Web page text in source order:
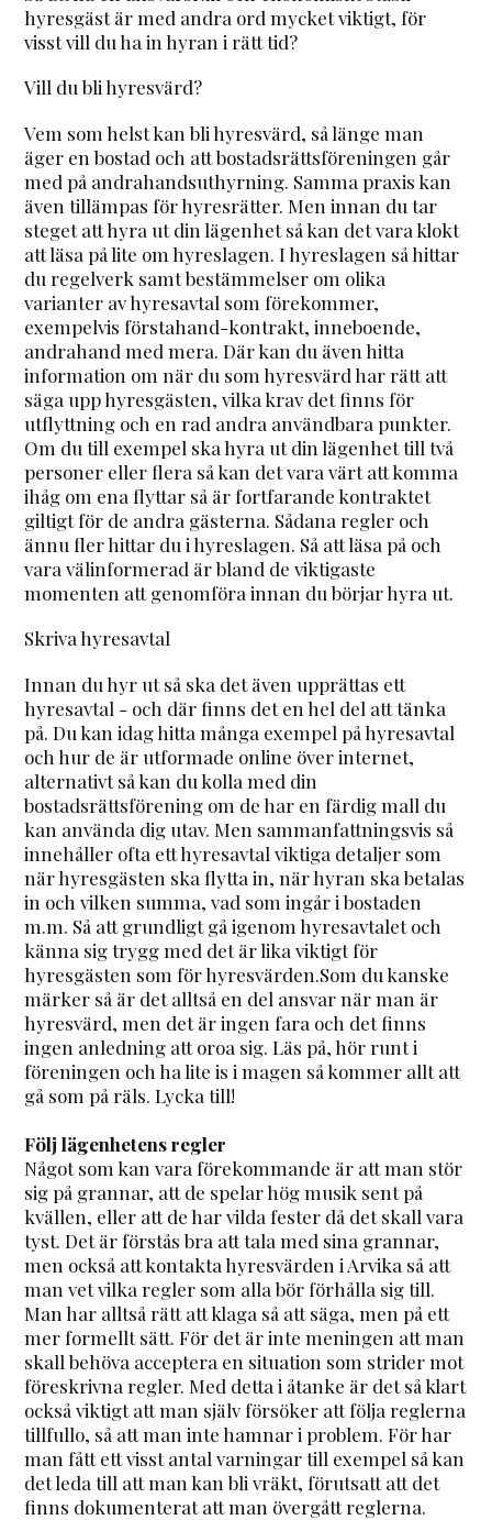
hyresgäst är med andra ord mycket viktigt, för
visst vill du ha in hyran i rätt tid?
Vill du bli hyresvärd?
Vem som helst kan bli hyresvärd, så länge man
äger en bostad och att bostadsrättsföreningen går
med på andrahandsuthyrning. Samma praxis kan
även tillämpas för hyresrätter. Men innan du tar
steget att hyra ut din lägenhet så kan det vara klokt
att läsa på lite om hyreslagen. I hyreslagen så hittar
du regelverk samt bestämmelser om olika
varianter av hyresavtal som förekommer,
exempelvis förstahand-kontrakt, inneboende,
andrahand med mera. Där kan du även hitta
information om när du som hyresvärd har rätt att
säga upp hyresgästen, vilka krav det finns för
utflyttning och en rad andra användbara punkter.
Om du till exempel ska hyra ut din lägenhet till två
personer eller flera så kan det vara värt att komma
ihåg om ena flyttar så är fortfarande kontraktet
giltigt för de andra gästerna. Sådana regler och
ännu fler hittar du i hyreslagen. Så att läsa på och
vara välinformerad är bland de viktigaste
momenten att genomföra innan du börjar hyra ut.
Skriva hyresavtal
Innan du hyr ut så ska det även upprättas ett
hyresavtal - och där finns det en hel del att tänka
på. Du kan idag hitta många exempel på hyresavtal
och hur de är utformade online över internet,
alternativt så kan du kolla med din
bostadsrättsförening om de har en färdig mall du
kan använda dig utav. Men sammanfattningsvis så
innehåller ofta ett hyresavtal viktiga detaljer som
när hyresgästen ska flytta in, när hyran ska betalas
in och vilken summa, vad som ingår i bostaden
m.m. Så att grundligt gå igenom hyresavtalet och
känna sig trygg med det är lika viktigt för
hyresgästen som för hyresvärden.Som du kanske
märker så är det alltså en del ansvar när man är
hyresvärd, men det är ingen fara och det finns
ingen anledning att oroa sig. Läs på, hör runt i
föreningen och ha lite is i magen så kommer allt att
gå som på räls. Lycka till!
Följ lägenhetens regler
Något som kan vara förekommande är att man stör
sig på grannar, att de spelar hög musik sent på
kvällen, eller att de har vilda fester då det skall vara
tyst. Det är förstås bra att tala med sina grannar,
men också att kontakta hyresvärden i Arvika så att
man vet vilka regler som alla bör förhålla sig till.
Man har alltså rätt att klaga så att säga, men på ett
mer formellt sätt. För det är inte meningen att man
skall behöva acceptera en situation som strider mot
föreskrivna regler. Med detta i åtanke är det så klart
också viktigt att man själv försöker att följa reglerna
tillfullo, så att man inte hamnar i problem. För har
man fått ett visst antal varningar till exempel så kan
det leda till att man kan bli vräkt, förutsatt att det
finns dokumenterat att man övergått reglerna.